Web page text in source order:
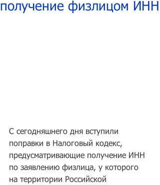
получение физлицом ИНН
С сегодняшнего дня вступили
поправки в Налоговый кодекс,
предусматривающие получение ИНН
по заявлению физлица, у которого
на территории Российской